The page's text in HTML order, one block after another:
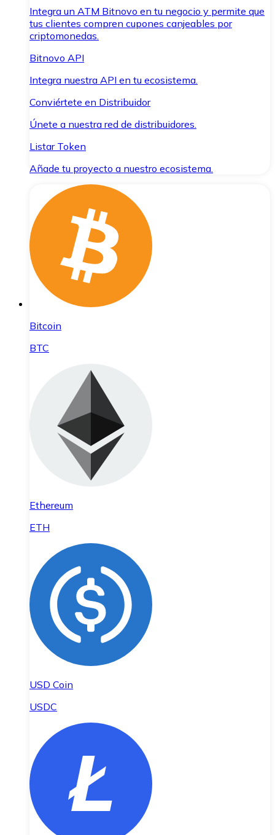
Integra un ATM Bitnovo en tu negocio y permite que
tus clientes compren cupones canjeables por
criptomonedas.
Bitnovo API
Integra nuestra API en tu ecosistema.
Conviértete en Distribuidor
Únete a nuestra red de distribuidores.
Listar Token
Añade tu proyecto a nuestro ecosistema.
Bitcoin
BTC
Ethereum
ETH
USD Coin
USDC